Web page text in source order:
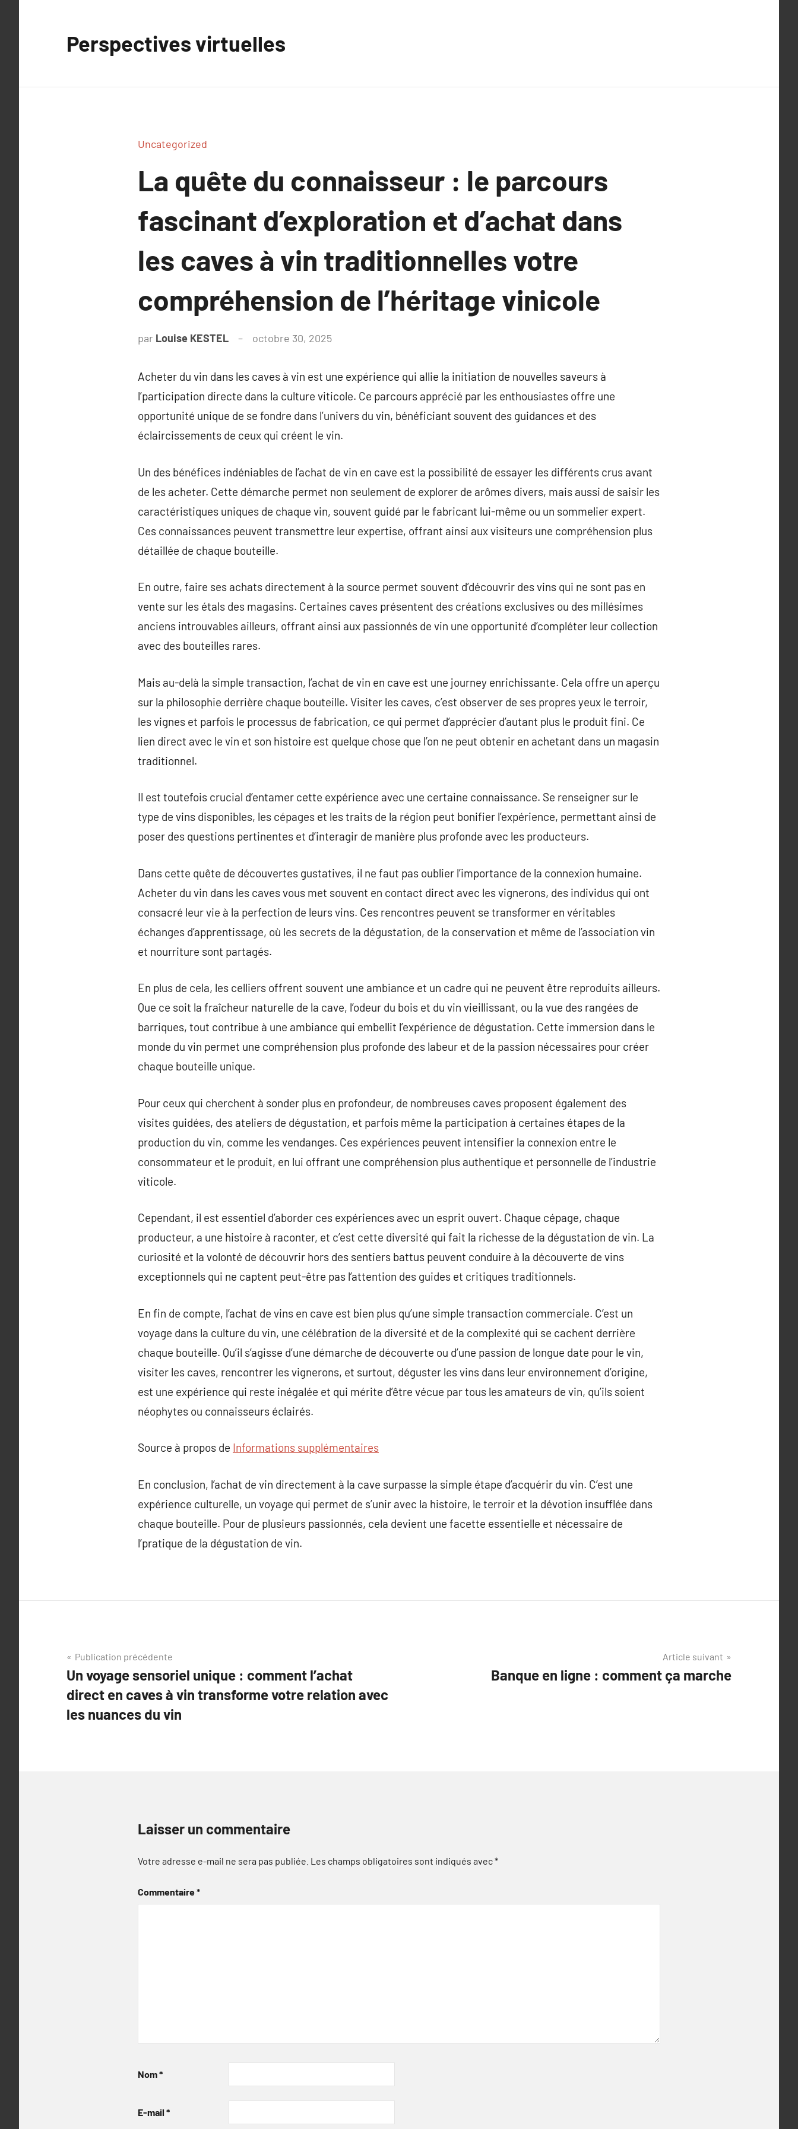
Perspectives virtuelles
Uncategorized
La quête du connaisseur : le parcours
fascinant d’exploration et d’achat dans
les caves à vin traditionnelles votre
compréhension de l’héritage vinicole
par Louise KESTEL octobre 30, 2025
Acheter du vin dans les caves à vin est une expérience qui allie la initiation de nouvelles saveurs à
l’participation directe dans la culture viticole. Ce parcours apprécié par les enthousiastes offre une
opportunité unique de se fondre dans l’univers du vin, bénéficiant souvent des guidances et des
éclaircissements de ceux qui créent le vin.
Un des bénéfices indéniables de l’achat de vin en cave est la possibilité de essayer les différents crus avant
de les acheter. Cette démarche permet non seulement de explorer de arômes divers, mais aussi de saisir les
caractéristiques uniques de chaque vin, souvent guidé par le fabricant lui-même ou un sommelier expert.
Ces connaissances peuvent transmettre leur expertise, offrant ainsi aux visiteurs une compréhension plus
détaillée de chaque bouteille.
En outre, faire ses achats directement à la source permet souvent d’découvrir des vins qui ne sont pas en
vente sur les étals des magasins. Certaines caves présentent des créations exclusives ou des millésimes
anciens introuvables ailleurs, offrant ainsi aux passionnés de vin une opportunité d’compléter leur collection
avec des bouteilles rares.
Mais au-delà la simple transaction, l’achat de vin en cave est une journey enrichissante. Cela offre un aperçu
sur la philosophie derrière chaque bouteille. Visiter les caves, c’est observer de ses propres yeux le terroir,
les vignes et parfois le processus de fabrication, ce qui permet d’apprécier d’autant plus le produit fini. Ce
lien direct avec le vin et son histoire est quelque chose que l’on ne peut obtenir en achetant dans un magasin
traditionnel.
Il est toutefois crucial d’entamer cette expérience avec une certaine connaissance. Se renseigner sur le
type de vins disponibles, les cépages et les traits de la région peut bonifier l’expérience, permettant ainsi de
poser des questions pertinentes et d’interagir de manière plus profonde avec les producteurs.
Dans cette quête de découvertes gustatives, il ne faut pas oublier l’importance de la connexion humaine.
Acheter du vin dans les caves vous met souvent en contact direct avec les vignerons, des individus qui ont
consacré leur vie à la perfection de leurs vins. Ces rencontres peuvent se transformer en véritables
échanges d’apprentissage, où les secrets de la dégustation, de la conservation et même de l’association vin
et nourriture sont partagés.
En plus de cela, les celliers offrent souvent une ambiance et un cadre qui ne peuvent être reproduits ailleurs.
Que ce soit la fraîcheur naturelle de la cave, l’odeur du bois et du vin vieillissant, ou la vue des rangées de
barriques, tout contribue à une ambiance qui embellit l’expérience de dégustation. Cette immersion dans le
monde du vin permet une compréhension plus profonde des labeur et de la passion nécessaires pour créer
chaque bouteille unique.
Pour ceux qui cherchent à sonder plus en profondeur, de nombreuses caves proposent également des
visites guidées, des ateliers de dégustation, et parfois même la participation à certaines étapes de la
production du vin, comme les vendanges. Ces expériences peuvent intensifier la connexion entre le
consommateur et le produit, en lui offrant une compréhension plus authentique et personnelle de l’industrie
viticole.
Cependant, il est essentiel d’aborder ces expériences avec un esprit ouvert. Chaque cépage, chaque
producteur, a une histoire à raconter, et c’est cette diversité qui fait la richesse de la dégustation de vin. La
curiosité et la volonté de découvrir hors des sentiers battus peuvent conduire à la découverte de vins
exceptionnels qui ne captent peut-être pas l’attention des guides et critiques traditionnels.
En fin de compte, l’achat de vins en cave est bien plus qu’une simple transaction commerciale. C’est un
voyage dans la culture du vin, une célébration de la diversité et de la complexité qui se cachent derrière
chaque bouteille. Qu’il s’agisse d’une démarche de découverte ou d’une passion de longue date pour le vin,
visiter les caves, rencontrer les vignerons, et surtout, déguster les vins dans leur environnement d’origine,
est une expérience qui reste inégalée et qui mérite d’être vécue par tous les amateurs de vin, qu’ils soient
néophytes ou connaisseurs éclairés.
Source à propos de Informations supplémentaires
En conclusion, l’achat de vin directement à la cave surpasse la simple étape d’acquérir du vin. C’est une
expérience culturelle, un voyage qui permet de s’unir avec la histoire, le terroir et la dévotion insufflée dans
chaque bouteille. Pour de plusieurs passionnés, cela devient une facette essentielle et nécessaire de
l’pratique de la dégustation de vin.
Navigation
de
l’article
Publication précédente
Un voyage sensoriel unique : comment l’achat
direct en caves à vin transforme votre relation avec
les nuances du vin
Article suivant
Banque en ligne : comment ça marche
Laisser un commentaire
Votre adresse e-mail ne sera pas publiée. Les champs obligatoires sont indiqués avec*
Commentaire*
Nom*
E-mail *